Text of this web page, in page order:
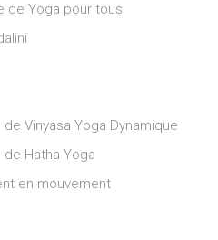
Yoga pour tous
Yoga Dynamique
Hatha Yoga
en mouvement